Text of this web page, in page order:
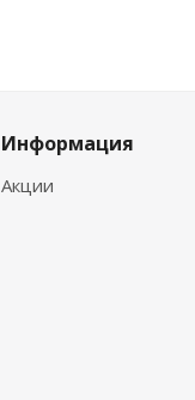
Информация
Акции